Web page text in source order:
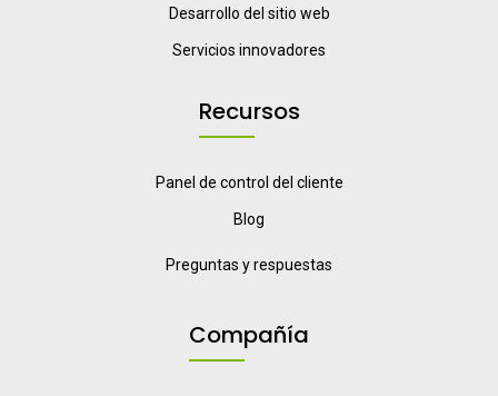
Desarrollo del sitio web
Servicios innovadores
Recursos
Panel de control del cliente
Blog
Preguntas y respuestas
Compañía